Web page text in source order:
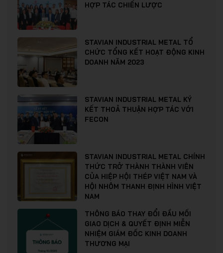
HỢP TÁC CHIẾN LƯỢC
STAVIAN INDUSTRIAL METAL TỔ
CHỨC TỔNG KẾT HOẠT ĐỘNG KINH
DOANH NĂM 2023
STAVIAN INDUSTRIAL METAL KÝ
KẾT THOẢ THUẬN HỢP TÁC VỚI
FECON
STAVIAN INDUSTRIAL METAL CHÍNH
THỨC TRỞ THÀNH THÀNH VIÊN
CỦA HIỆP HỘI THÉP VIỆT NAM VÀ
HỘI NHÔM THANH ĐỊNH HÌNH VIỆT
NAM
THÔNG BÁO THAY ĐỔI ĐẦU MỐI
GIAO DỊCH & QUYẾT ĐỊNH MIỄN
NHIỆM GIÁM ĐỐC KINH DOANH
THƯƠNG MẠI